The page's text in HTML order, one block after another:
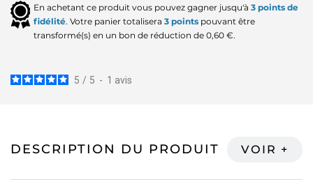
En achetant ce produit vous pouvez gagner jusqu'à 3 points de
fidélité. Votre panier totalisera 3 points pouvant être
transformé(s) en un bon de réduction de 0,60 €.
5 / 5 - 1 avis
DESCRIPTION DU PRODUIT